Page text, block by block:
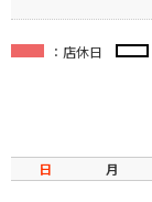
：店休日
日 月